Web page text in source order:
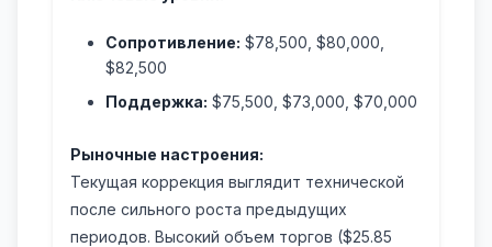
Сопротивление: $78,500, $80,000,
$82,500
Поддержка: $75,500, $73,000, $70,000
Рыночные настроения:
Текущая коррекция выглядит технической
после сильного роста предыдущих
периодов. Высокий объем торгов ($25.85